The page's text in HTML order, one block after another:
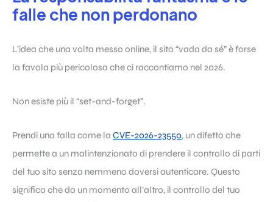
falle che non perdonano
L’idea che una volta messo online, il sito “vada da sé” è forse
la favola più pericolosa che ci raccontiamo nel 2026.
Non esiste più il “set-and-forget”.
Prendi una falla come la CVE-2026-23550, un difetto che
permette a un malintenzionato di prendere il controllo di parti
del tuo sito senza nemmeno doversi autenticare. Questo
significa che da un momento all’altro, il controllo del tuo